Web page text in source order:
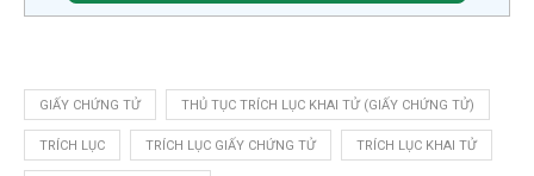
GIẤY CHỨNG TỬ THỦ TỤC TRÍCH LỤC KHAI TỬ (GIẤY CHỨNG TỬ)
TRÍCH LỤC TRÍCH LỤC GIẤY CHỨNG TỬ TRÍCH LỤC KHAI TỬ